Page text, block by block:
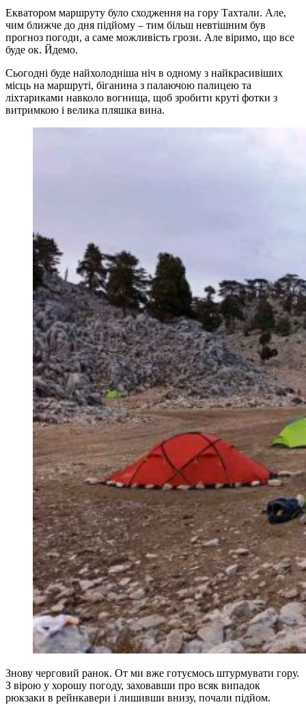
Екватором маршруту було сходження на гору Тахтали. Але,
чим ближче до дня підйому – тим більш невтішним був
прогноз погоди, а саме можливість грози. Але віримо, що все
буде ок. Йдемо.
Сьогодні буде найхолодніша ніч в одному з найкрасивіших
місць на маршруті, біганина з палаючою палицею та
ліхтариками навколо вогнища, щоб зробити круті фотки з
витримкою і велика пляшка вина.
Знову черговий ранок. От ми вже готуємось штурмувати гору.
З вірою у хорошу погоду, заховавши про всяк випадок
рюкзаки в рейнкавери і лишивши внизу, почали підйом.